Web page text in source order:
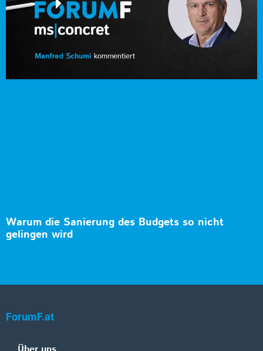
Warum die Sanierung des Budgets so nicht
gelingen wird
ForumF.at